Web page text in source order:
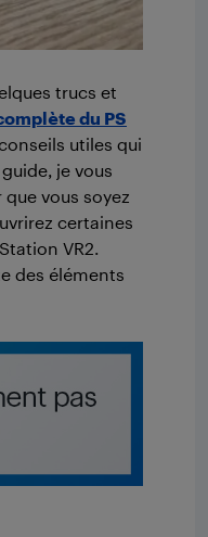
trucs et
du PS
utiles qui
je vous
vous soyez
certaines
VR2.
des éléments